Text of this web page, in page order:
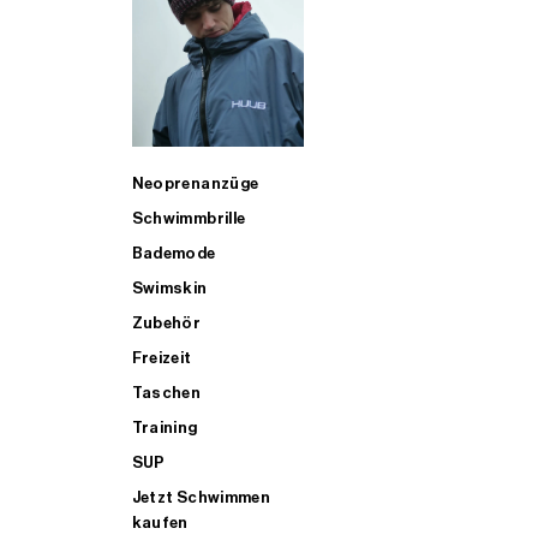
Neoprenanzüge
Schwimmbrille
Bademode
Swimskin
Zubehör
Freizeit
Taschen
Training
SUP
Jetzt Schwimmen
kaufen